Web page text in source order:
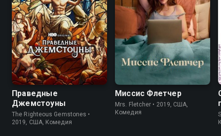
7.6 8.1
Праведные
Джемстоуны
The Righteous Gemstones •
2019, США, Комедия
6.5 7.1
Миссис Флетчер
Mrs. Fletcher • 2019, США,
Комедия